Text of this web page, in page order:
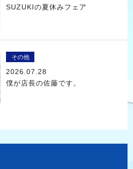
SUZUKIの夏休みフェア
その他
2026.07.28
僕が店長の佐藤です。